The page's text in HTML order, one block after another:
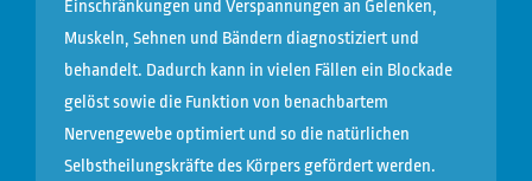
Einschränkungen und Verspannungen an Gelenken,
Muskeln, Sehnen und Bändern diagnostiziert und
behandelt. Dadurch kann in vielen Fällen ein Blockade
gelöst sowie die Funktion von benachbartem
Nervengewebe optimiert und so die natürlichen
Selbstheilungskräfte des Körpers gefördert werden.